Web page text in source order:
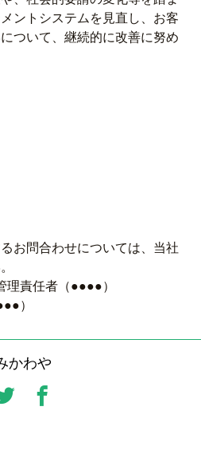
ントシステムを見直し、お客
ついて、継続的に改善に努め
お問合わせについては、当社
責任者（●●●●）
）
かわや